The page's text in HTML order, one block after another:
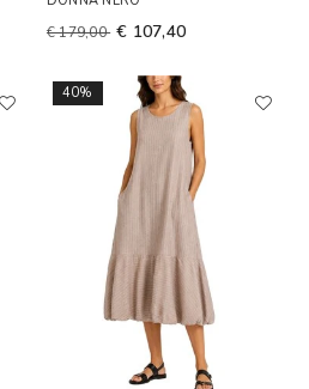
€ 179,00 € 107,40
40%